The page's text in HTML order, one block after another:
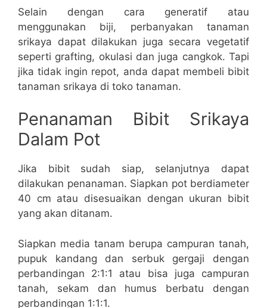
Selain dengan cara generatif atau
menggunakan biji, perbanyakan tanaman
srikaya dapat dilakukan juga secara vegetatif
seperti grafting, okulasi dan juga cangkok. Tapi
jika tidak ingin repot, anda dapat membeli bibit
tanaman srikaya di toko tanaman.
Penanaman Bibit Srikaya
Dalam Pot
Jika bibit sudah siap, selanjutnya dapat
dilakukan penanaman. Siapkan pot berdiameter
40 cm atau disesuaikan dengan ukuran bibit
yang akan ditanam.
Siapkan media tanam berupa campuran tanah,
pupuk kandang dan serbuk gergaji dengan
perbandingan 2:1:1 atau bisa juga campuran
tanah, sekam dan humus berbatu dengan
perbandingan 1:1:1.